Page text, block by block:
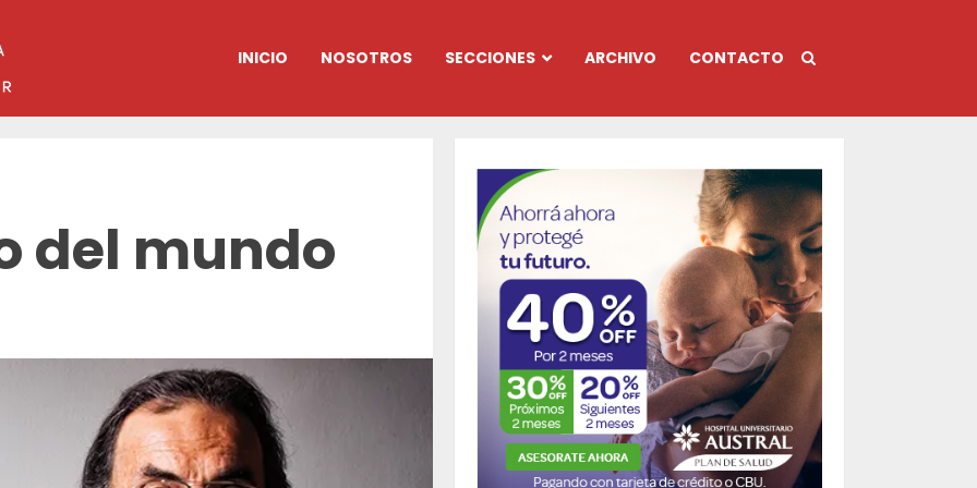
INICIO NOSOTROS SECCIONES ARCHIVO CONTACTO
del mundo